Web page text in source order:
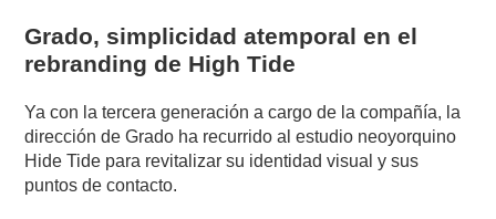
Grado, simplicidad atemporal en el
rebranding de High Tide
Ya con la tercera generación a cargo de la compañía, la
dirección de Grado ha recurrido al estudio neoyorquino
Hide Tide para revitalizar su identidad visual y sus
puntos de contacto.